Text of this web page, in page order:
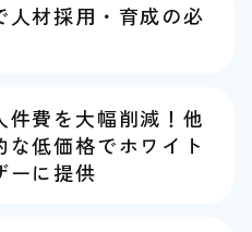
人材採用・育成の必
件費を大幅削減！他
な低価格でホワイト
ーに提供